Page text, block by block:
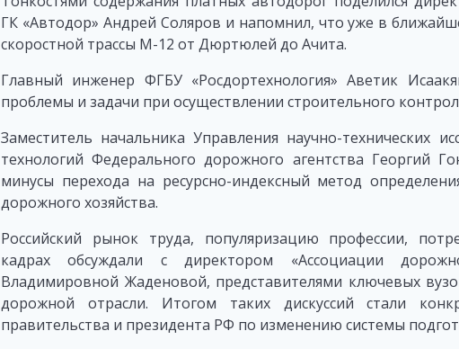
ГК «Автодор» Андрей Соляров и напомнил, что уже в
скоростной трассы М-12 от Дюртюлей до Ачита.
Главный инженер ФГБУ «Росдортехнология» Аветик
проблемы и задачи при осуществлении строительного
Заместитель начальника Управления научно-технических
технологий Федерального дорожного агентства Георгий
минусы перехода на ресурсно-индексный метод
дорожного хозяйства.
Российский рынок труда, популяризацию профессии,
кадрах обсуждали с директором «Ассоциации
Владимировной Жаденовой, представителями ключевых
дорожной отрасли. Итогом таких дискуссий стали
правительства и президента РФ по изменению системы